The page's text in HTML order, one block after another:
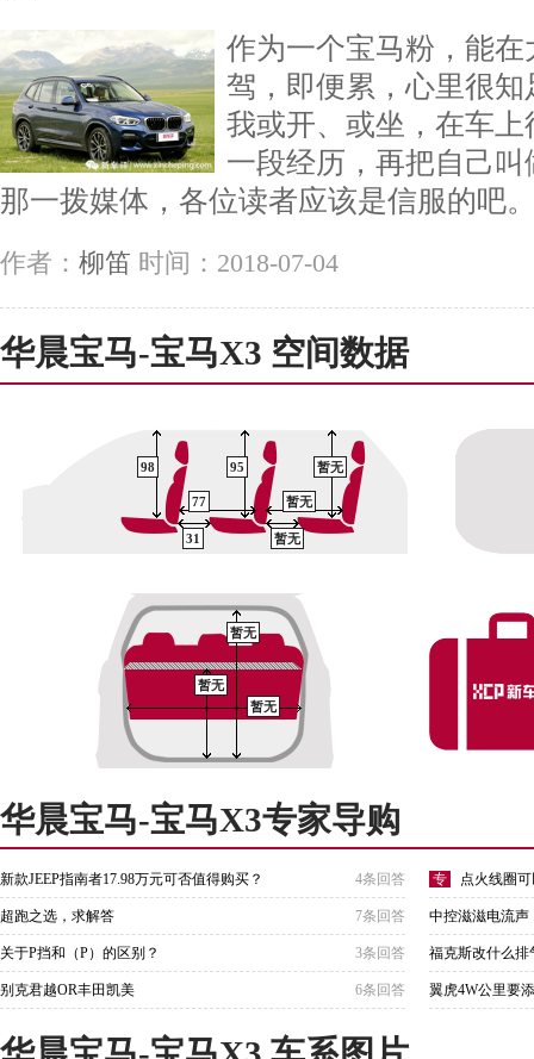
作为一个宝马粉，能
驾，即便累，心里很
我或开、或坐，在车
一段经历，再把自己
那一拨媒体，各位读者应该是信服的吧
作者： 柳笛 时间：2018-07-04
华晨宝马-宝马X3 空间数据
98 95 暂无
77
31 暂无
暂无
暂无
暂无
暂无
华晨宝马-宝马X3专家导购
4条回答
新款JEEP指南者17.98万元可否值得购买？ 专 点火线圈
7条回答
超跑之选，求解答 中控滋滋电流声
3条回答
关于P挡和（P）的区别？ 福克斯改什么排
6条回答
别克君越OR丰田凯美 翼虎4W公里要